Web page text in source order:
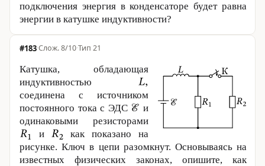
подключения энергия в конденсаторе будет равна
энергии в катушке ин­дук­тив­ности?
#183· 8/10·Тип 21
Катушка, обладающая
индуктивностью
соединена с источником
постоянного тока с ЭДС
и
одинаковыми резисторами
и
как показано на
рисунке. Ключ в цепи разомкнут. Основываясь на
известных физических законах, опишите, как